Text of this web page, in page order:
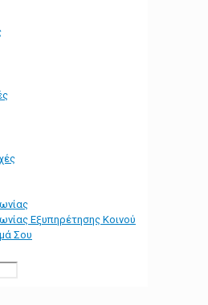
Εξυπηρέτησης Κοινού
Σου